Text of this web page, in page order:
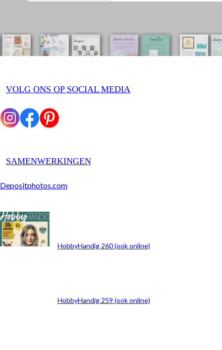
VOLG ONS OP SOCIAL MEDIA
SAMENWERKINGEN
Depositphotos.com
ARCHIEF
HobbyHandig 260 (ook online)
HobbyHandig 259 (ook online)